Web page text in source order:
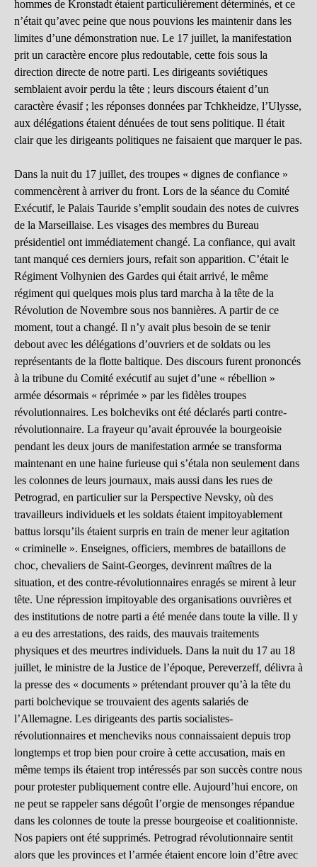
hommes de Kronstadt étaient particulièrement déterminés, et ce
n’était qu’avec peine que nous pouvions les maintenir dans les
limites d’une démonstration nue. Le 17 juillet, la manifestation
prit un caractère encore plus redoutable, cette fois sous la
direction directe de notre parti. Les dirigeants soviétiques
semblaient avoir perdu la tête ; leurs discours étaient d’un
caractère évasif ; les réponses données par Tchkheidze, l’Ulysse,
aux délégations étaient dénuées de tout sens politique. Il était
clair que les dirigeants politiques ne faisaient que marquer le pas.
Dans la nuit du 17 juillet, des troupes « dignes de confiance »
commencèrent à arriver du front. Lors de la séance du Comité
Exécutif, le Palais Tauride s’emplit soudain des notes de cuivres
de la Marseillaise. Les visages des membres du Bureau
présidentiel ont immédiatement changé. La confiance, qui avait
tant manqué ces derniers jours, refait son apparition. C’était le
Régiment Volhynien des Gardes qui était arrivé, le même
régiment qui quelques mois plus tard marcha à la tête de la
Révolution de Novembre sous nos bannières. A partir de ce
moment, tout a changé. Il n’y avait plus besoin de se tenir
debout avec les délégations d’ouvriers et de soldats ou les
représentants de la flotte baltique. Des discours furent prononcés
à la tribune du Comité exécutif au sujet d’une « rébellion »
armée désormais « réprimée » par les fidèles troupes
révolutionnaires. Les bolcheviks ont été déclarés parti contre-
révolutionnaire. La frayeur qu’avait éprouvée la bourgeoisie
pendant les deux jours de manifestation armée se transforma
maintenant en une haine furieuse qui s’étala non seulement dans
les colonnes de leurs journaux, mais aussi dans les rues de
Petrograd, en particulier sur la Perspective Nevsky, où des
travailleurs individuels et les soldats étaient impitoyablement
battus lorsqu’ils étaient surpris en train de mener leur agitation
« criminelle ». Enseignes, officiers, membres de bataillons de
choc, chevaliers de Saint-Georges, devinrent maîtres de la
situation, et des contre-révolutionnaires enragés se mirent à leur
tête. Une répression impitoyable des organisations ouvrières et
des institutions de notre parti a été menée dans toute la ville. Il y
a eu des arrestations, des raids, des mauvais traitements
physiques et des meurtres individuels. Dans la nuit du 17 au 18
juillet, le ministre de la Justice de l’époque, Pereverzeff, délivra à
la presse des « documents » prétendant prouver qu’à la tête du
parti bolchevique se trouvaient des agents salariés de
l’Allemagne. Les dirigeants des partis socialistes-
révolutionnaires et mencheviks nous connaissaient depuis trop
longtemps et trop bien pour croire à cette accusation, mais en
même temps ils étaient trop intéressés par son succès contre nous
pour protester publiquement contre elle. Aujourd’hui encore, on
ne peut se rappeler sans dégoût l’orgie de mensonges répandue
dans les colonnes de toute la presse bourgeoise et coalitionniste.
Nos papiers ont été supprimés. Petrograd révolutionnaire sentit
alors que les provinces et l’armée étaient encore loin d’être avec